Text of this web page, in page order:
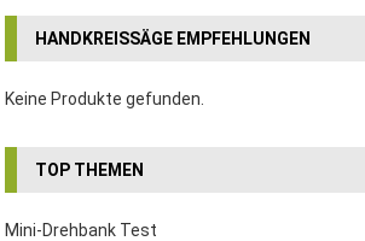
HANDKREISSÄGE EMPFEHLUNGEN
Keine Produkte gefunden.
TOP THEMEN
Mini-Drehbank Test